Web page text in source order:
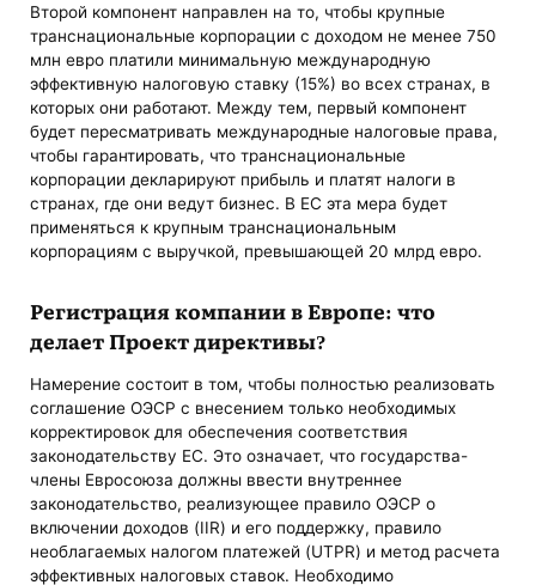
Второй компонент направлен на то, чтобы крупные
транснациональные корпорации с доходом не менее 750
млн евро платили минимальную международную
эффективную налоговую ставку (15%) во всех странах, в
которых они работают. Между тем, первый компонент
будет пересматривать международные налоговые права,
чтобы гарантировать, что транснациональные
корпорации декларируют прибыль и платят налоги в
странах, где они ведут бизнес. В ЕС эта мера будет
применяться к крупным транснациональным
корпорациям с выручкой, превышающей 20 млрд евро.
Регистрация компании в Европе: что
делает Проект директивы?
Намерение состоит в том, чтобы полностью реализовать
соглашение ОЭСР с внесением только необходимых
корректировок для обеспечения соответствия
законодательству ЕС. Это означает, что государства-
члены Евросоюза должны ввести внутреннее
законодательство, реализующее правило ОЭСР о
включении доходов (IIR) и его поддержку, правило
необлагаемых налогом платежей (UTPR) и метод расчета
эффективных налоговых ставок. Необходимо